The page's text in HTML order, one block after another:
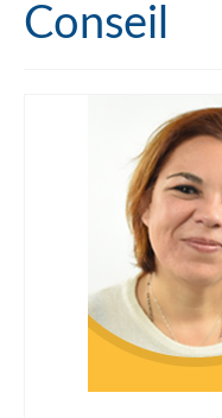
Qui sommes-nous ?
Conseil